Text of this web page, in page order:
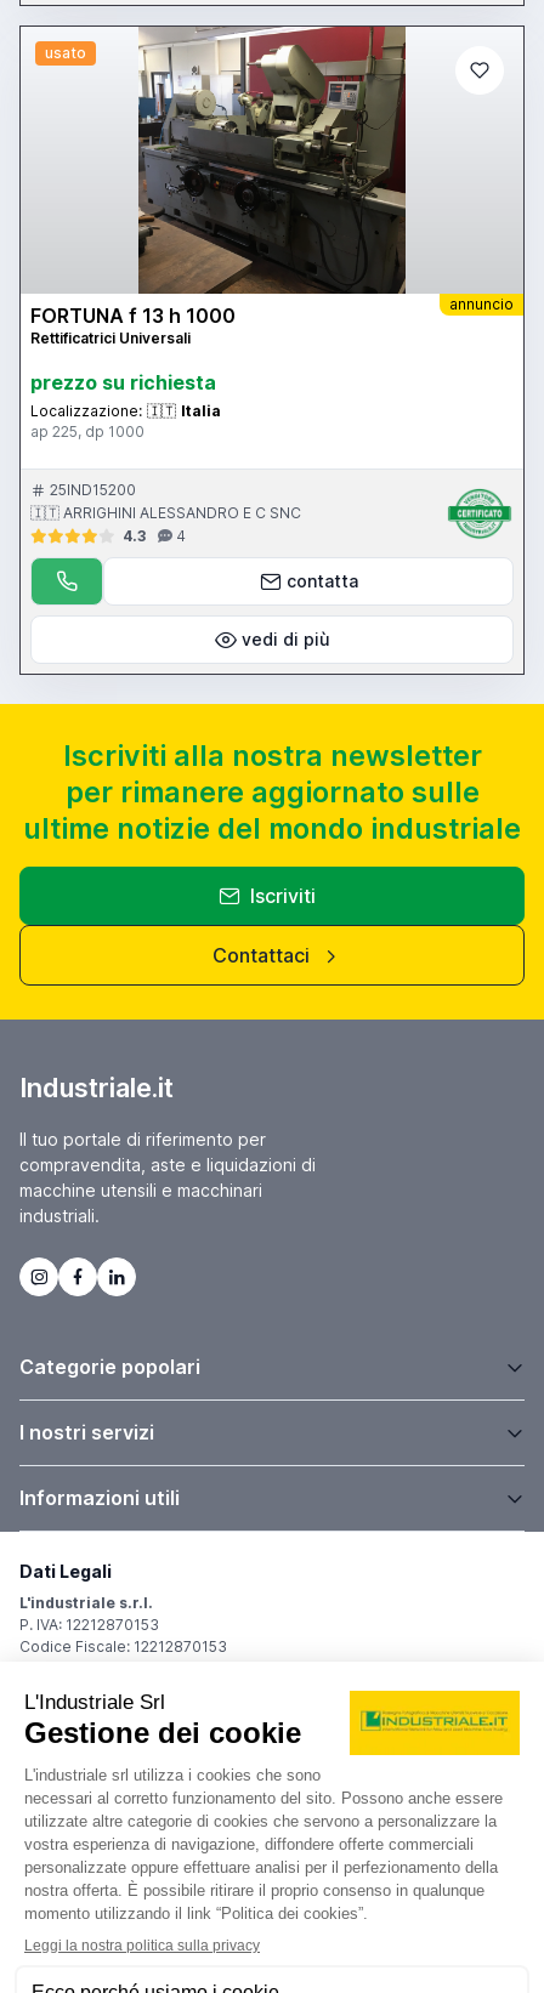
usato
annuncio
FORTUNA f 13 h 1000
Rettificatrici Universali
prezzo su richiesta
Localizzazione: 🇮🇹 Italia
ap 225, dp 1000
25IND15200
🇮🇹 ARRIGHINI ALESSANDRO E C SNC
4.3
4
contatta
vedi di più
Iscriviti alla nostra newsletter
per rimanere aggiornato sulle
ultime notizie del mondo industriale
Iscriviti
Contattaci
Industriale.it
Il tuo portale di riferimento per
compravendita, aste e liquidazioni di
macchine utensili e macchinari
industriali.
Categorie popolari
I nostri servizi
Informazioni utili
Dati Legali
L'industriale s.r.l.
P. IVA: 12212870153
Codice Fiscale: 12212870153
Sede Legale
Via Carlo Dolci, 32
20148 Milano (MI)
Italy
Registro Imprese
Iscrizione R.I.: 12212870153
REA: MI-1539011
Capitale sociale: Euro 10.400,00 i.v.
Contatti
info@industriale.it